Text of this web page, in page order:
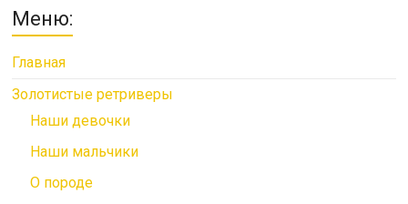
Меню:
Главная
Золотистые ретриверы
Наши девочки
Наши мальчики
О породе